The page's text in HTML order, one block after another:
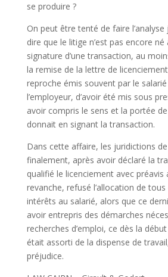
se produire ?
On peut être tenté de faire
dire que le litige n’est pas encore
signature d’une transaction, au
la remise de la lettre de
reproche émis souvent par le salarié
l’employeur, d’avoir été mis sous
avoir compris le sens et la portée de
donnait en signant la transaction.
Dans cette affaire, les juridictions
finalement, après avoir déclaré la
qualifié le licenciement avec
revanche, refusé l’allocation de
intérêts au salarié, alors que ce
avoir entrepris des démarches
recherches d’emploi, ce dès la
était assorti de la dispense de
préjudice.